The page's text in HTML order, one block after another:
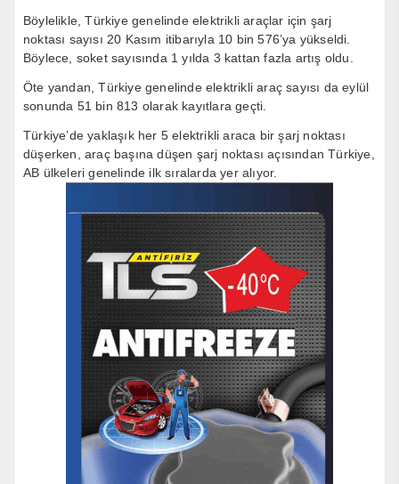
Böylelikle, Türkiye genelinde elektrikli araçlar için şarj
noktası sayısı 20 Kasım itibarıyla 10 bin 576’ya yükseldi.
Böylece, soket sayısında 1 yılda 3 kattan fazla artış oldu.
Öte yandan, Türkiye genelinde elektrikli araç sayısı da eylül
sonunda 51 bin 813 olarak kayıtlara geçti.
Türkiye’de yaklaşık her 5 elektrikli araca bir şarj noktası
düşerken, araç başına düşen şarj noktası açısından Türkiye,
AB ülkeleri genelinde ilk sıralarda yer alıyor.